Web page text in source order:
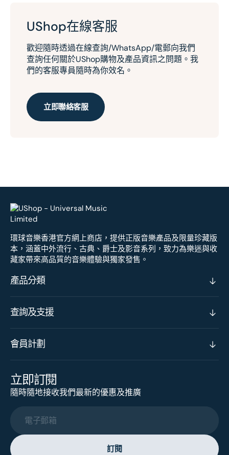
UShop在線客服
歡迎隨時透過在線查詢/WhatsApp/電郵向我們
查詢任何關於UShop購物及產品資訊之問題。我
們的客服專員隨時為你效名。
立即聯絡客服
環球音樂香港官方網上商店，提供正版音樂產品及限量珍藏版
本，涵蓋中外流行、古典、爵士及影音系列，致力為樂迷與收
藏家帶來高品質的音樂體驗與獨家發售。
產品分類
查詢及支援
會員計劃
立即訂閱
隨時隨地接收我們最新的優惠及推廣
電子郵箱
訂閱